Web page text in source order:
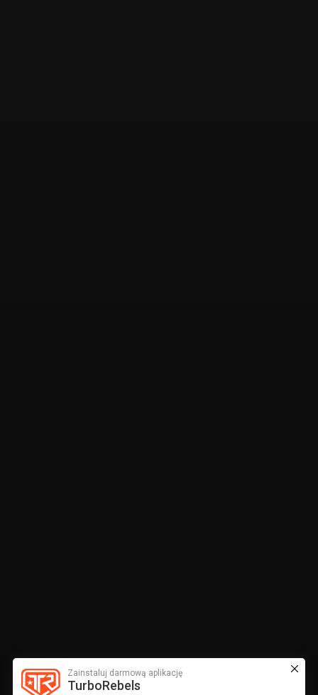
Zainstaluj darmową aplikację
TurboRebels